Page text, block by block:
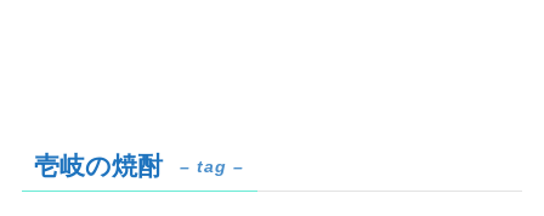
壱岐の焼酎 – tag –